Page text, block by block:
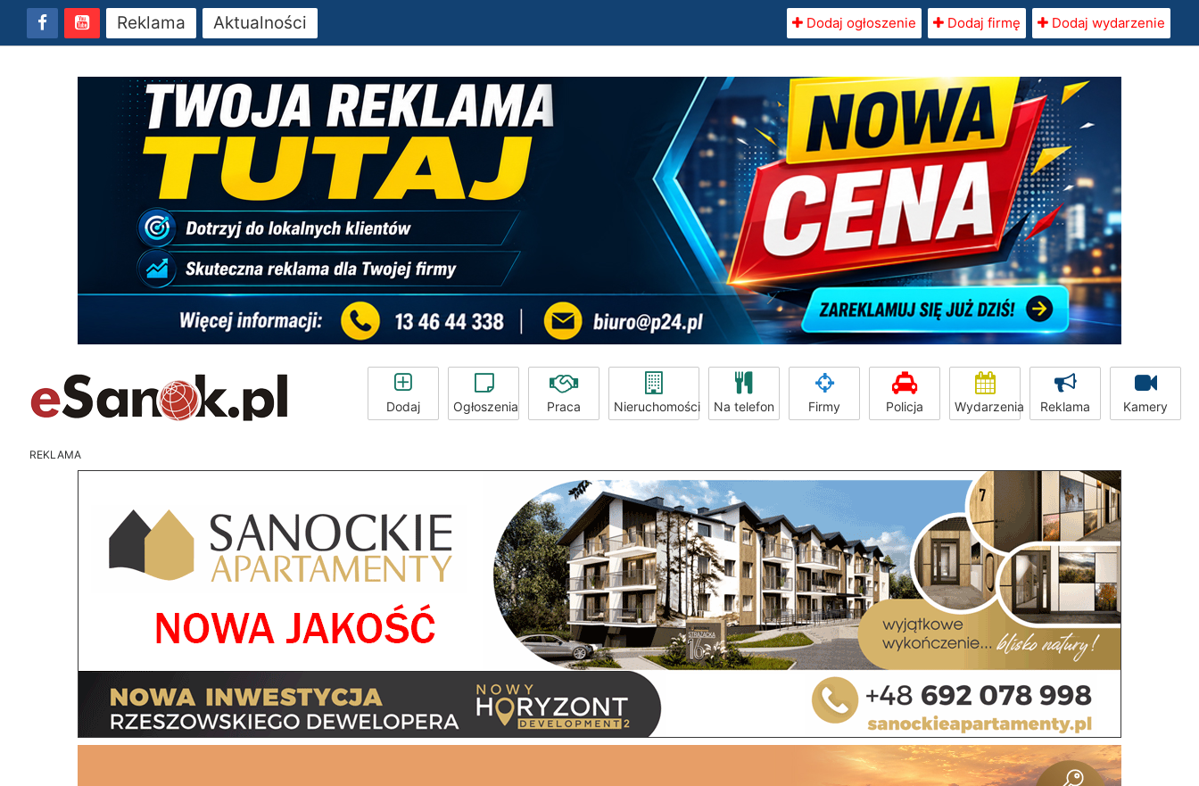
Reklama Aktualności Dodaj ogłoszenie Dodaj firmę Dodaj wydarzenie
Dodaj Ogłoszenia Praca Nieruchomości Na telefon Firmy Policja Wydarzenia Reklama Kamery
REKLAMA